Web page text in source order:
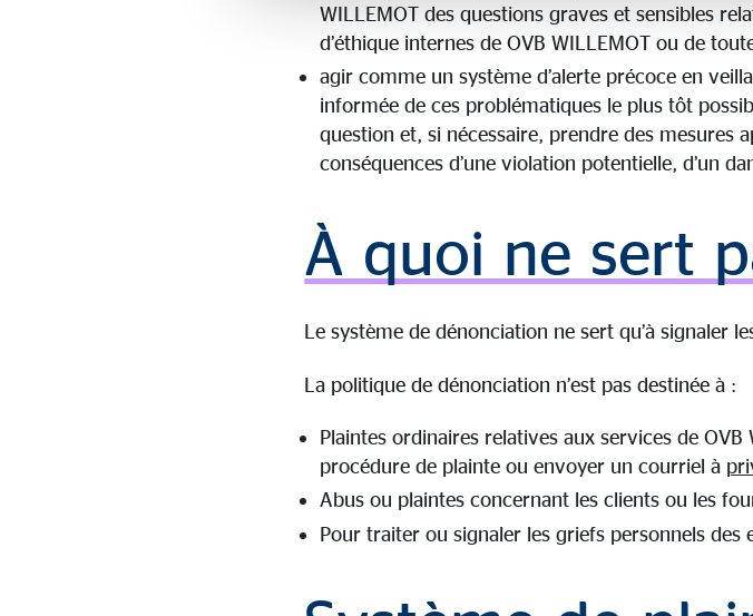
WILLEMOT des questions graves et sensibles
d’éthique internes de OVB WILLEMOT ou de
agir comme un système d’alerte précoce en
informée de ces problématiques le plus tôt
question et, si nécessaire, prendre des mesures
conséquences d’une violation potentielle, d’un
À quoi ne sert
Le système de dénonciation ne sert qu’à signaler
La politique de dénonciation n’est pas destinée à :
Plaintes ordinaires relatives aux services de
procédure de plainte ou envoyer un courriel à
Abus ou plaintes concernant les clients ou les
Pour traiter ou signaler les griefs personnels des